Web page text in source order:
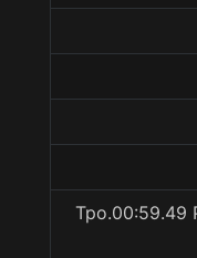
Tpo.00:59.49